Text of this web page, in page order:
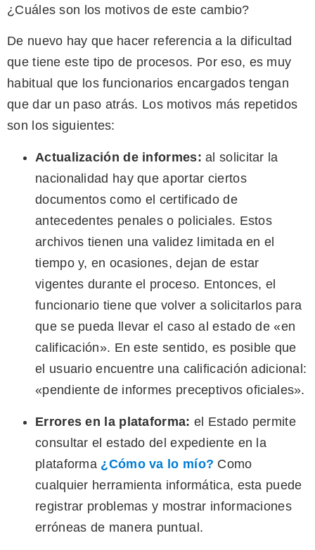
¿Cuáles son los motivos de este cambio?
De nuevo hay que hacer referencia a la dificultad
que tiene este tipo de procesos. Por eso, es muy
habitual que los funcionarios encargados tengan
que dar un paso atrás. Los motivos más repetidos
son los siguientes:
Actualización de informes:al solicitar la
nacionalidad hay que aportar ciertos
documentos como el certificado de
antecedentes penales o policiales. Estos
archivos tienen una validez limitada en el
tiempo y, en ocasiones, dejan de estar
vigentes durante el proceso. Entonces, el
funcionario tiene que volver a solicitarlos para
que se pueda llevar el caso al estado de «en
calificación». En este sentido, es posible que
el usuario encuentre una calificación adicional:
«pendiente de informes preceptivos oficiales».
Errores en la plataforma: el Estado permite
consultar el estado del expediente en la
plataforma ¿Cómo va lo mío? Como
cualquier herramienta informática, esta puede
registrar problemas y mostrar informaciones
erróneas de manera puntual.